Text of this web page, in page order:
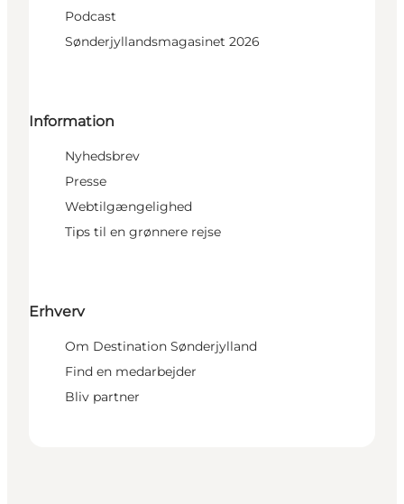
Podcast
Sønderjyllandsmagasinet 2026
Information
Nyhedsbrev
Presse
Webtilgængelighed
Tips til en grønnere rejse
Erhverv
Om Destination Sønderjylland
Find en medarbejder
Bliv partner